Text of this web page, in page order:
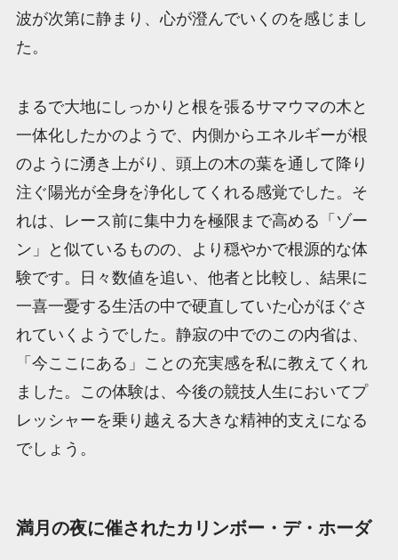
波が次第に静まり、心が澄んでいくのを感じまし
た。
まるで大地にしっかりと根を張るサマウマの木と
一体化したかのようで、内側からエネルギーが根
のように湧き上がり、頭上の木の葉を通して降り
注ぐ陽光が全身を浄化してくれる感覚でした。そ
れは、レース前に集中力を極限まで高める「ゾー
ン」と似ているものの、より穏やかで根源的な体
験です。日々数値を追い、他者と比較し、結果に
一喜一憂する生活の中で硬直していた心がほぐさ
れていくようでした。静寂の中でのこの内省は、
「今ここにある」ことの充実感を私に教えてくれ
ました。この体験は、今後の競技人生においてプ
レッシャーを乗り越える大きな精神的支えになる
でしょう。
満月の夜に催されたカリンボー・デ・ホーダ